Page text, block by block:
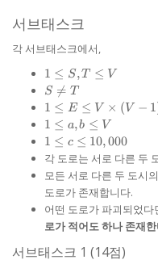
서브태스크
각 서브태스크에서,
1
\le
S,
T
\le
V
1 ≤ S,T ≤ V
S
\neq
T
S 
= T
1 \le
E \le
V
\times
(V-1)
/ 2
1 ≤ E ≤ V × ( V − 1
1
\le
a,
\le
V
1 ≤ a,b ≤ V
1 \le c
\le
10,000
1 ≤ c ≤ 10,000
각 도로는 서로 다른 두
모든 서로 다른 두 도시
도로가 존재합니다.
어떤 도로가 파괴되었다
로가 적어도 하나 존재
서브태스크 1 (14점)